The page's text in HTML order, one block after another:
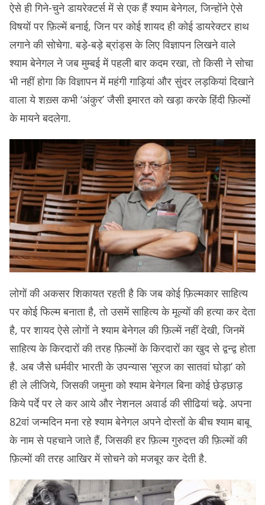
ऐसे ही गिने-चुने डायरेक्टर्स में से एक हैं श्याम बेनेगल, जिन्होंने ऐसे
विषयों पर फ़िल्में बनाई, जिन पर कोई शायद ही कोई डायरेक्टर हाथ
लगाने की सोचेगा. बड़े-बड़े ब्रांड्स के लिए विज्ञापन लिखने वाले
श्याम बेनेगल ने जब मुम्बई में पहली बार कदम रखा, तो किसी ने सोचा
भी नहीं होगा कि विज्ञापन में महंगी गाड़ियां और सुंदर लड़कियां दिखाने
वाला ये शख़्स कभी ‘अंकुर’ जैसी इमारत को खड़ा करके हिंदी फ़िल्मों
के मायने बदलेगा.
लोगों की अकसर शिकायत रहती है कि जब कोई फ़िल्मकार साहित्य
पर कोई फिल्म बनाता है, तो उसमें साहित्य के मूल्यों की हत्या कर देता
है, पर शायद ऐसे लोगों ने श्याम बेनेगल की फ़िल्में नहीं देखी, जिनमें
साहित्य के किरदारों की तरह फ़िल्मों के किरदारों का खुद से द्वन्द्व होता
है. अब जैसे धर्मवीर भारती के उपन्यास ‘सूरज का सातवां घोड़ा’ को
ही ले लीजिये, जिसकी जमुना को श्याम बेनेगल बिना कोई छेड़छाड़
किये पर्दे पर ले कर आये और नेशनल अवार्ड की सीढियां चढ़े. अपना
82वां जन्मदिन मना रहे श्याम बेनेगल अपने दोस्तों के बीच श्याम बाबू
के नाम से पहचाने जाते हैं, जिसकी हर फ़िल्म गुरुदत्त की फ़िल्मों की
फ़िल्मों की तरह आखिर में सोचने को मजबूर कर देती है.